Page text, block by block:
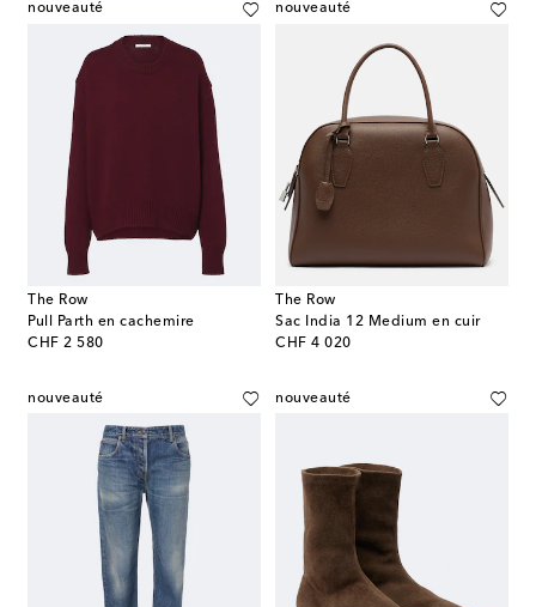
nouveauté
The Row
Pull Parth en cachemire
CHF 2 580
original price
nouveauté
The Row
Sac India 12 Medium en cuir
CHF 4 020
original price
nouveauté nouveauté